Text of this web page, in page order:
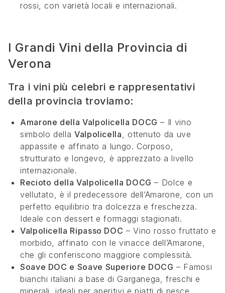
rossi, con varietà locali e internazionali.
I Grandi Vini della Provincia di
Verona
Tra i vini più celebri e rappresentativi
della provincia troviamo:
Amarone della Valpolicella DOCG – Il vino
simbolo della Valpolicella, ottenuto da uve
appassite e affinato a lungo. Corposo,
strutturato e longevo, è apprezzato a livello
internazionale.
Recioto della Valpolicella DOCG – Dolce e
vellutato, è il predecessore dell’Amarone, con un
perfetto equilibrio tra dolcezza e freschezza.
Ideale con dessert e formaggi stagionati.
Valpolicella Ripasso DOC – Vino rosso fruttato e
morbido, affinato con le vinacce dell’Amarone,
che gli conferiscono maggiore complessità.
Soave DOC e Soave Superiore DOCG – Famosi
bianchi italiani a base di Garganega, freschi e
minerali, ideali per aperitivi e piatti di pesce.